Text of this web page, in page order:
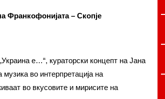
Франкофонијата – Скопје
e…“, кураторски концепт на Јана
во интерпретација на
во вкусовите и мирисите на